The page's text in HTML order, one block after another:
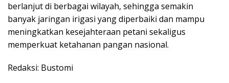
berlanjut di berbagai wilayah, sehingga semakin
banyak jaringan irigasi yang diperbaiki dan mampu
meningkatkan kesejahteraan petani sekaligus
memperkuat ketahanan pangan nasional.
Redaksi: Bustomi